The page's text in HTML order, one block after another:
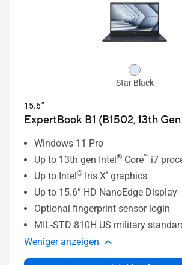
Star Black
15.6”
ExpertBook B1 (B1502, 13th
Windows 11 Pro
Up to 13th gen Intel® Core™ i7
Up to Intel® Iris Xᵉ graphics
Up to 15.6” HD NanoEdge Display
Optional fingerprint sensor login
MIL-STD 810H US military
Weniger anzeigen